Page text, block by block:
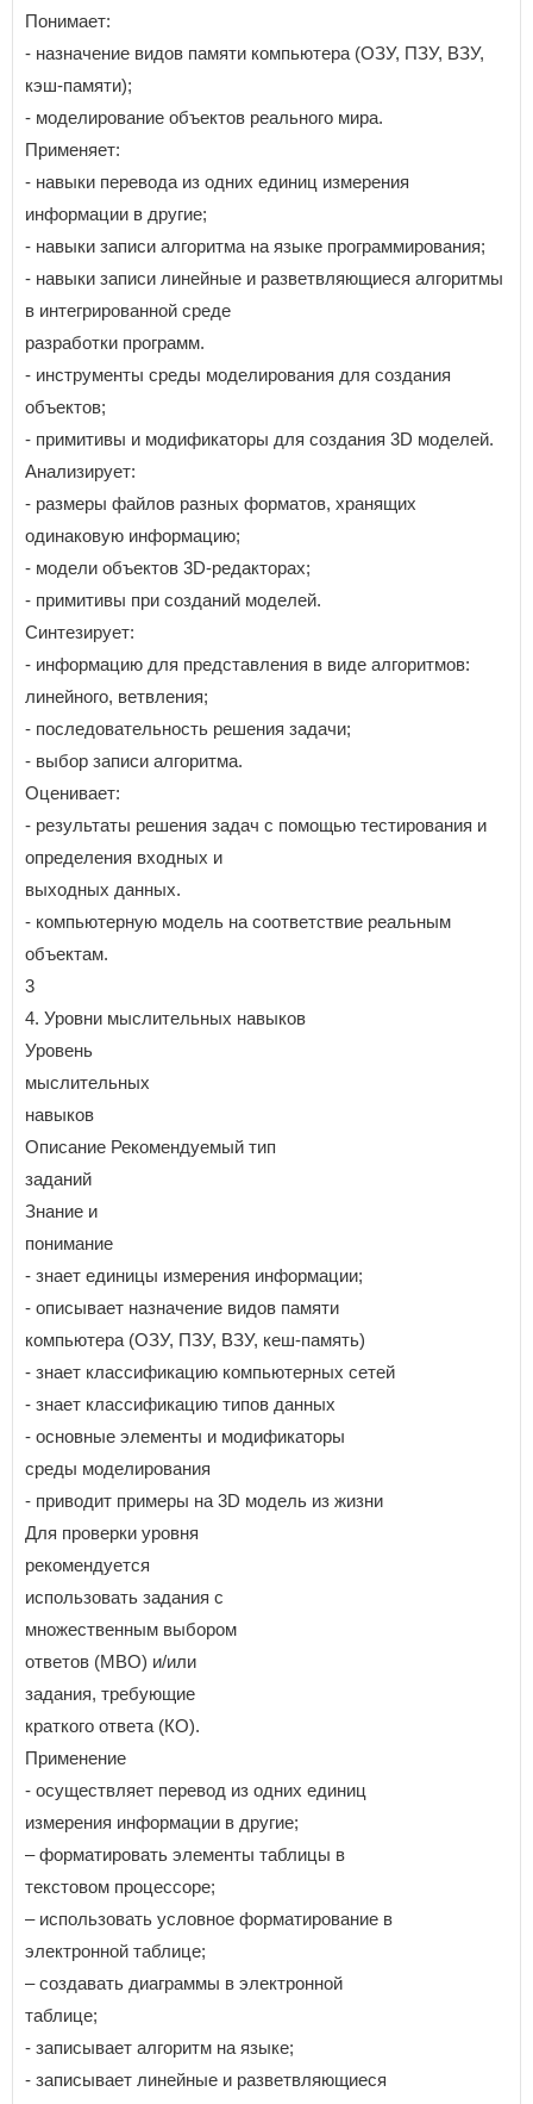
Понимает:
- назначение видов памяти компьютера (ОЗУ, ПЗУ, ВЗУ,
кэш-памяти);
- моделирование объектов реального мира.
Применяет:
- навыки перевода из одних единиц измерения
информации в другие;
- навыки записи алгоритма на языке программирования;
- навыки записи линейные и разветвляющиеся алгоритмы
в интегрированной среде
разработки программ.
- инструменты среды моделирования для создания
объектов;
- примитивы и модификаторы для создания 3D моделей.
Анализирует:
- размеры файлов разных форматов, хранящих
одинаковую информацию;
- модели объектов 3D-редакторах;
- примитивы при созданий моделей.
Синтезирует:
- информацию для представления в виде алгоритмов:
линейного, ветвления;
- последовательность решения задачи;
- выбор записи алгоритма.
Оценивает:
- результаты решения задач с помощью тестирования и
определения входных и
выходных данных.
- компьютерную модель на соответствие реальным
объектам.
3
4. Уровни мыслительных навыков
Уровень
мыслительных
навыков
Описание Рекомендуемый тип
заданий
Знание и
понимание
- знает единицы измерения информации;
- описывает назначение видов памяти
компьютера (ОЗУ, ПЗУ, ВЗУ, кеш-память)
- знает классификацию компьютерных сетей
- знает классификацию типов данных
- основные элементы и модификаторы
среды моделирования
- приводит примеры на 3D модель из жизни
Для проверки уровня
рекомендуется
использовать задания с
множественным выбором
ответов (МВО) и/или
задания, требующие
краткого ответа (КО).
Применение
- осуществляет перевод из одних единиц
измерения информации в другие;
– форматировать элементы таблицы в
текстовом процессоре;
– использовать условное форматирование в
электронной таблице;
– создавать диаграммы в электронной
таблице;
- записывает алгоритм на языке;
- записывает линейные и разветвляющиеся